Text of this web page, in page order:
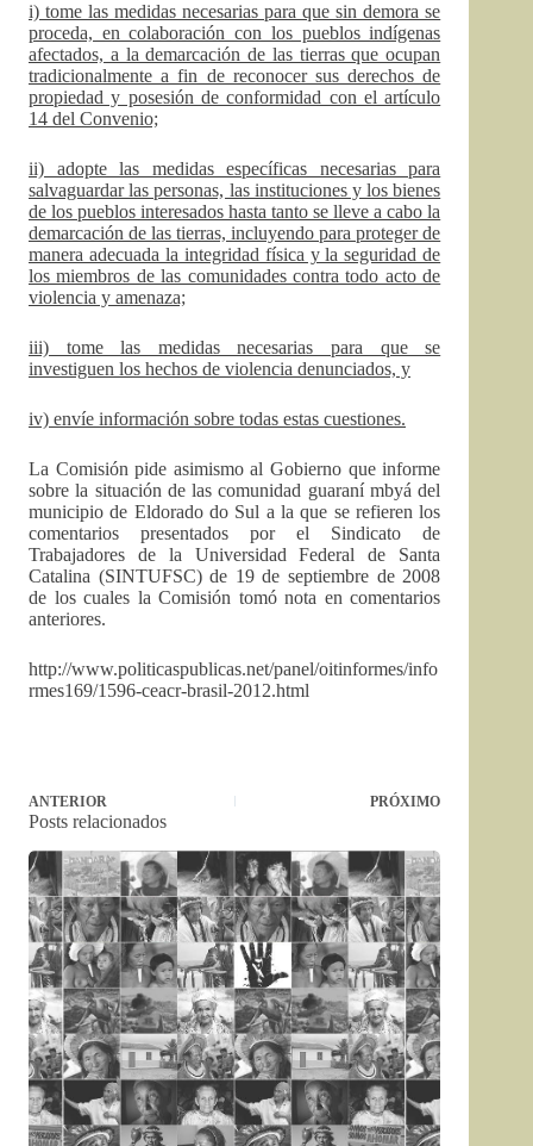
i) tome las medidas necesarias para que sin demora se
proceda, en colaboración con los pueblos indígenas
afectados, a la demarcación de las tierras que ocupan
tradicionalmente a fin de reconocer sus derechos de
propiedad y posesión de conformidad con el artículo
14 del Convenio;
ii) adopte las medidas específicas necesarias para
salvaguardar las personas, las instituciones y los bienes
de los pueblos interesados hasta tanto se lleve a cabo la
demarcación de las tierras, incluyendo para proteger de
manera adecuada la integridad física y la seguridad de
los miembros de las comunidades contra todo acto de
violencia y amenaza;
iii) tome las medidas necesarias para que se
investiguen los hechos de violencia denunciados, y
iv) envíe información sobre todas estas cuestiones.
La Comisión pide asimismo al Gobierno que informe
sobre la situación de las comunidad guaraní mbyá del
municipio de Eldorado do Sul a la que se refieren los
comentarios presentados por el Sindicato de
Trabajadores de la Universidad Federal de Santa
Catalina (SINTUFSC) de 19 de septiembre de 2008
de los cuales la Comisión tomó nota en comentarios
anteriores.
http://www.politicaspublicas.net/panel/oitinformes/info
rmes169/1596-ceacr-brasil-2012.html
ANTERIOR PRÓXIMO
Posts relacionados